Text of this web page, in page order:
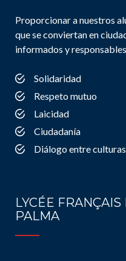
Proporcionar a nuestros
que se conviertan en
informados y responsables
Solidaridad
Respeto mutuo
Laicidad
Ciudadanía
Diálogo entre culturas
LYCÉE
PALMA